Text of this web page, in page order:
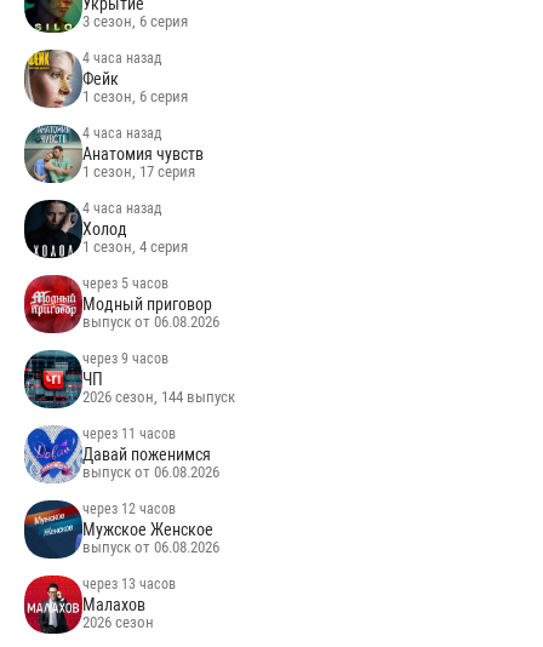
Укрытие
3 сезон, 6 серия
4 часа назад
Фейк
1 сезон, 6 серия
4 часа назад
Анатомия чувств
1 сезон, 17 серия
4 часа назад
Холод
1 сезон, 4 серия
через 5 часов
Модный приговор
выпуск от 06.08.2026
через 9 часов
ЧП
2026 сезон, 144 выпуск
через 11 часов
Давай поженимся
выпуск от 06.08.2026
через 12 часов
Мужское Женское
выпуск от 06.08.2026
через 13 часов
Малахов
2026 сезон